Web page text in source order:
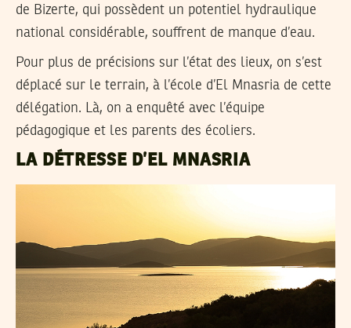
de Bizerte, qui possèdent un potentiel hydraulique
national considérable, souffrent de manque d’eau.
Pour plus de précisions sur l’état des lieux, on s’est
déplacé sur le terrain, à l’école d’El Mnasria de cette
délégation. Là, on a enquêté avec l’équipe
pédagogique et les parents des écoliers.
LA DÉTRESSE D’EL MNASRIA